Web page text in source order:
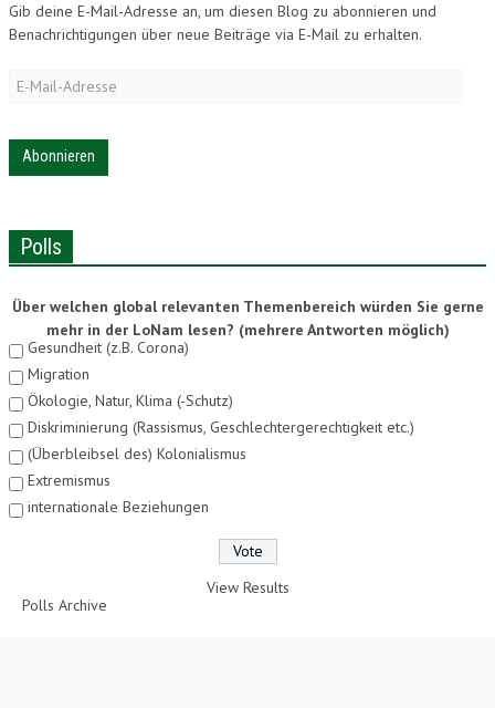
Gib deine E-Mail-Adresse an, um diesen Blog zu abonnieren und
Benachrichtigungen über neue Beiträge via E-Mail zu erhalten.
E-
Polls
Über welchen global relevanten Themenbereich würden Sie gerne
mehr in der LoNam lesen? (mehrere Antworten möglich)
Gesundheit (z.B. Corona)
Migration
Ökologie, Natur, Klima (-Schutz)
Diskriminierung (Rassismus, Geschlechtergerechtigkeit etc.)
(Überbleibsel des) Kolonialismus
Extremismus
internationale Beziehungen
View Results
Polls Archive